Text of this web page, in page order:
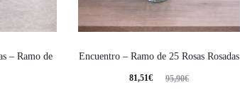
– Ramo de Encuentro – Ramo de 25 Rosas Rosadas
95,90€
81,51€